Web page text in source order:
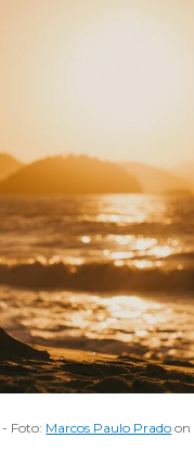
Foto: Marcos Paulo Prado on